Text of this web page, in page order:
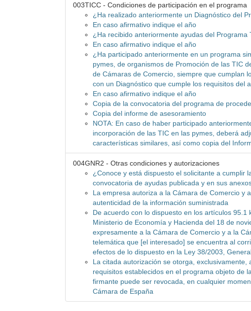
003TICC - Condiciones de participación en el programa
¿Ha realizado anteriormente un Diagnóstico del
En caso afirmativo indique el año
¿Ha recibido anteriormente ayudas del Programa
En caso afirmativo indique el año
¿Ha participado anteriormente en un programa
pymes, de organismos de Promoción de las TIC
de Cámaras de Comercio, siempre que cumplan
con un Diagnóstico que cumple los requisitos del
En caso afirmativo indique el año
Copia de la convocatoria del programa de
Copia del informe de asesoramiento
NOTA: En caso de haber participado
incorporación de las TIC en las pymes, deberá
características similares, así como copia del
004GNR2 - Otras condiciones y autorizaciones
¿Conoce y está dispuesto el solicitante a cumplir
convocatoria de ayudas publicada y en sus
La empresa autoriza a la Cámara de Comercio y
autenticidad de la información suministrada
De acuerdo con lo dispuesto en los artículos
Ministerio de Economía y Hacienda del 18 de
expresamente a la Cámara de Comercio y a la
telemática que [el interesado] se encuentra al
efectos de lo dispuesto en la Ley 38/2003,
La citada autorización se otorga,
requisitos establecidos en el programa objeto de
firmante puede ser revocada, en cualquier
Cámara de España